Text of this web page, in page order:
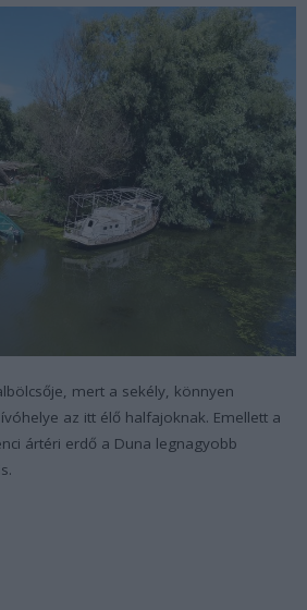
mert a sekély, könnyen
az itt élő halfajoknak. Emellett a
ártéri erdő a Duna legnagyobb